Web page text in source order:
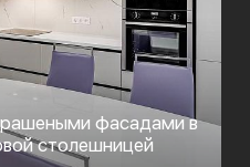
фасадами в
столешницей